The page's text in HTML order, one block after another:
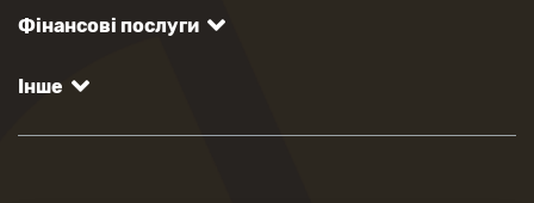
Фінансові послуги
Інше